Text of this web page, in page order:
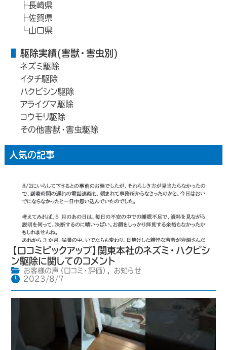
長崎県
佐賀県
山口県
駆除実績(害獣・害虫別)
ネズミ駆除
イタチ駆除
ハクビシン駆除
アライグマ駆除
コウモリ駆除
その他害獣・害虫駆除
人気の記事
【口コミピックアップ】関東本社のネズミ・ハクビシ
ン駆除に関してのコメント
お客様の声（口コミ・評価）
お知らせ
2023/8/7